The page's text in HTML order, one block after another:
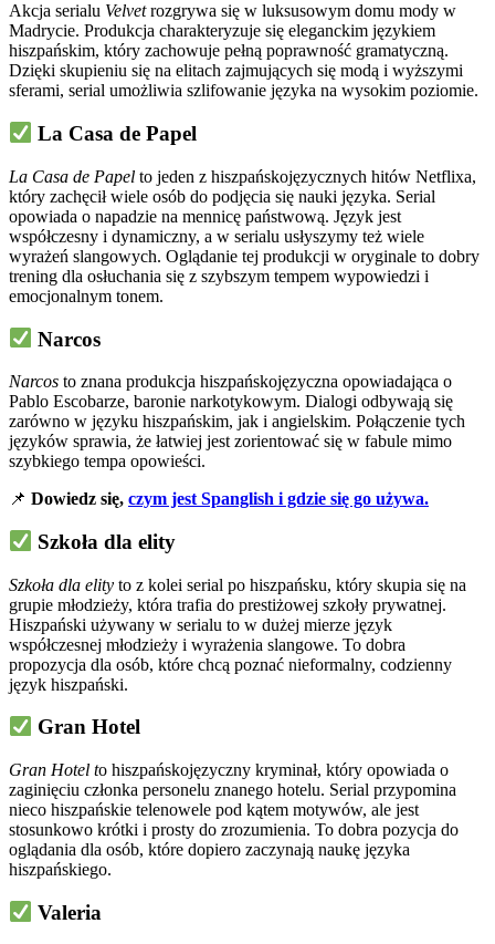
Akcja serialu Velvetrozgrywa się w luksusowym domu mody w
Madrycie. Produkcja charakteryzuje się eleganckim językiem
hiszpańskim, który zachowuje pełną poprawność gramatyczną.
Dzięki skupieniu się na elitach zajmujących się modą i wyższymi
sferami, serial umożliwia szlifowanie języka na wysokim poziomie.
La Casa de Papel
La Casa de Papel to jeden z hiszpańskojęzycznych hitów Netflixa,
który zachęcił wiele osób do podjęcia się nauki języka. Serial
opowiada o napadzie na mennicę państwową. Język jest
współczesny i dynamiczny, a w serialu usłyszymy też wiele
wyrażeń slangowych. Oglądanie tej produkcji w oryginale to dobry
trening dla osłuchania się z szybszym tempem wypowiedzi i
emocjonalnym tonem.
Narcos
Narcos to znana produkcja hiszpańskojęzyczna opowiadająca o
Pablo Escobarze, baronie narkotykowym. Dialogi odbywają się
zarówno w języku hiszpańskim, jak i angielskim. Połączenie tych
języków sprawia, że łatwiej jest zorientować się w fabule mimo
szybkiego tempa opowieści.
📌 Dowiedz się, czym jest Spanglish i gdzie się go używa.
Szkoła dla elity
Szkoła dla elity to z kolei serial po hiszpańsku, który skupia się na
grupie młodzieży, która trafia do prestiżowej szkoły prywatnej.
Hiszpański używany w serialu to w dużej mierze język
współczesnej młodzieży i wyrażenia slangowe. To dobra
propozycja dla osób, które chcą poznać nieformalny, codzienny
język hiszpański.
Gran Hotel
Gran Hotel to hiszpańskojęzyczny kryminał, który opowiada o
zaginięciu członka personelu znanego hotelu. Serial przypomina
nieco hiszpańskie telenowele pod kątem motywów, ale jest
stosunkowo krótki i prosty do zrozumienia. To dobra pozycja do
oglądania dla osób, które dopiero zaczynają naukę języka
hiszpańskiego.
Valeria